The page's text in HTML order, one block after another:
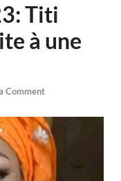
Titi
à une
Comment